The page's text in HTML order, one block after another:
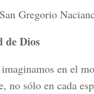
Gregorio
de Dios
en el
no sólo en cada